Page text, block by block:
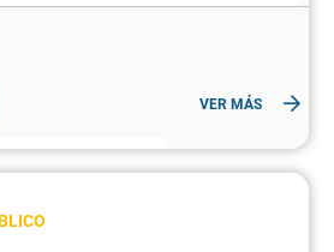
VER MÁS